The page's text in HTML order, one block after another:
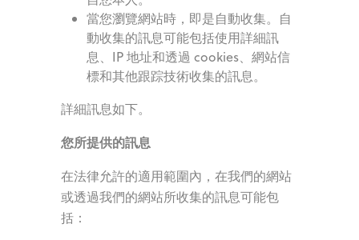
當您瀏覽網站時，即是自動收集。自
動收集的訊息可能包括使用詳細訊
息、IP 地址和透過 cookies、網站信
標和其他跟踪技術收集的訊息。
詳細訊息如下。
您所提供的訊息
在法律允許的適用範圍內，在我們的網站
或透過我們的網站所收集的訊息可能包
括：